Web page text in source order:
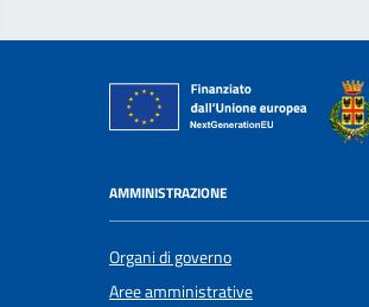
AMMINISTRAZIONE
Organi di governo
Aree amministrative